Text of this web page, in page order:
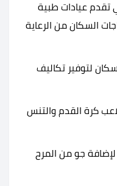
تقدم عيادات طبية
السكان من الرعاية
لتوفير تكاليف
كرة القدم والتنس
جو من المرح